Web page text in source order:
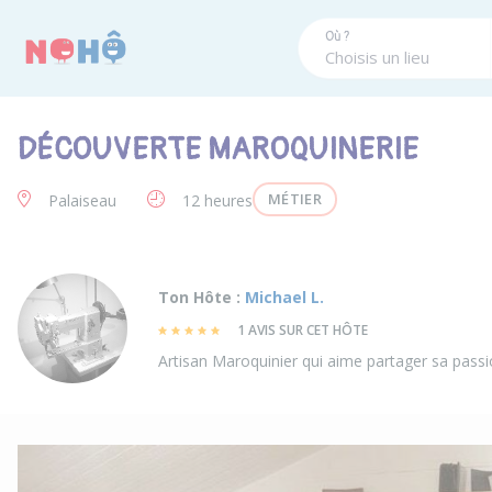
Où ?
DÉCOUVERTE MAROQUINERIE
Palaiseau 12 heures MÉTIER
Ton Hôte : Michael L.
1 AVIS SUR CET HÔTE
Artisan Maroquinier qui aime partager sa